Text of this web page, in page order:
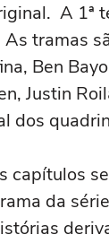
A 1ª
tramas
Ben
Justin
dos
capítulos
da